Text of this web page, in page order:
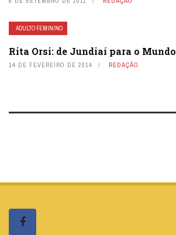
ADULTO FEMININO
Rita Orsi: de Jundiaí para o Mundo
14 DE FEVEREIRO DE 2014 REDAÇÃO